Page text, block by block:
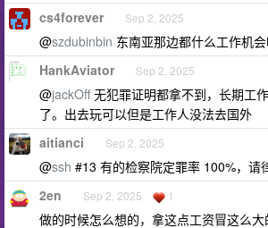
cs4forever Sep 2, 2025
@szdubinbin 东南亚那边都什么工作机会
HankAviator Sep 2, 2025
@jackOff无犯罪证明都拿不到，长期工
了。出去玩可以但是工作人没法去国外
aitianci Sep 2, 2025
@ssh #13 有的检察院定罪率 100%，请
2en Sep 2, 2025 1
做的时候怎么想的，拿这点工资冒这么